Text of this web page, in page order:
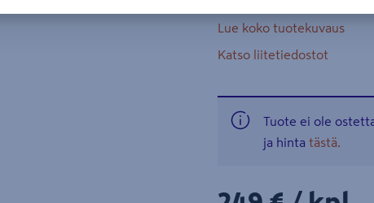
Lue koko tuotekuvaus
Katso liitetiedostot
Tuote ei ole
ja hinta tästä.